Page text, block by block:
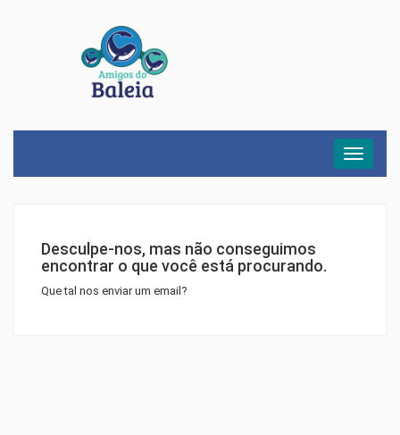
Menu
Desculpe-nos, mas não conseguimos
encontrar o que você está procurando.
Que tal nos enviar um email?